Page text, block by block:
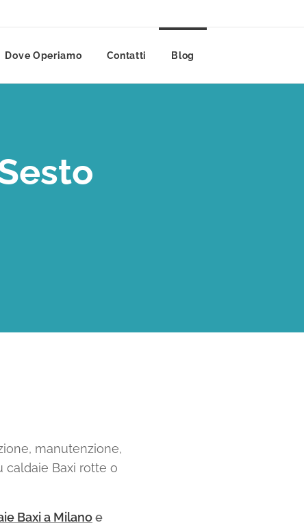
Dove Operiamo Contatti Blog
manutenzione,
caldaie Baxi rotte o
Baxi a Milanoe